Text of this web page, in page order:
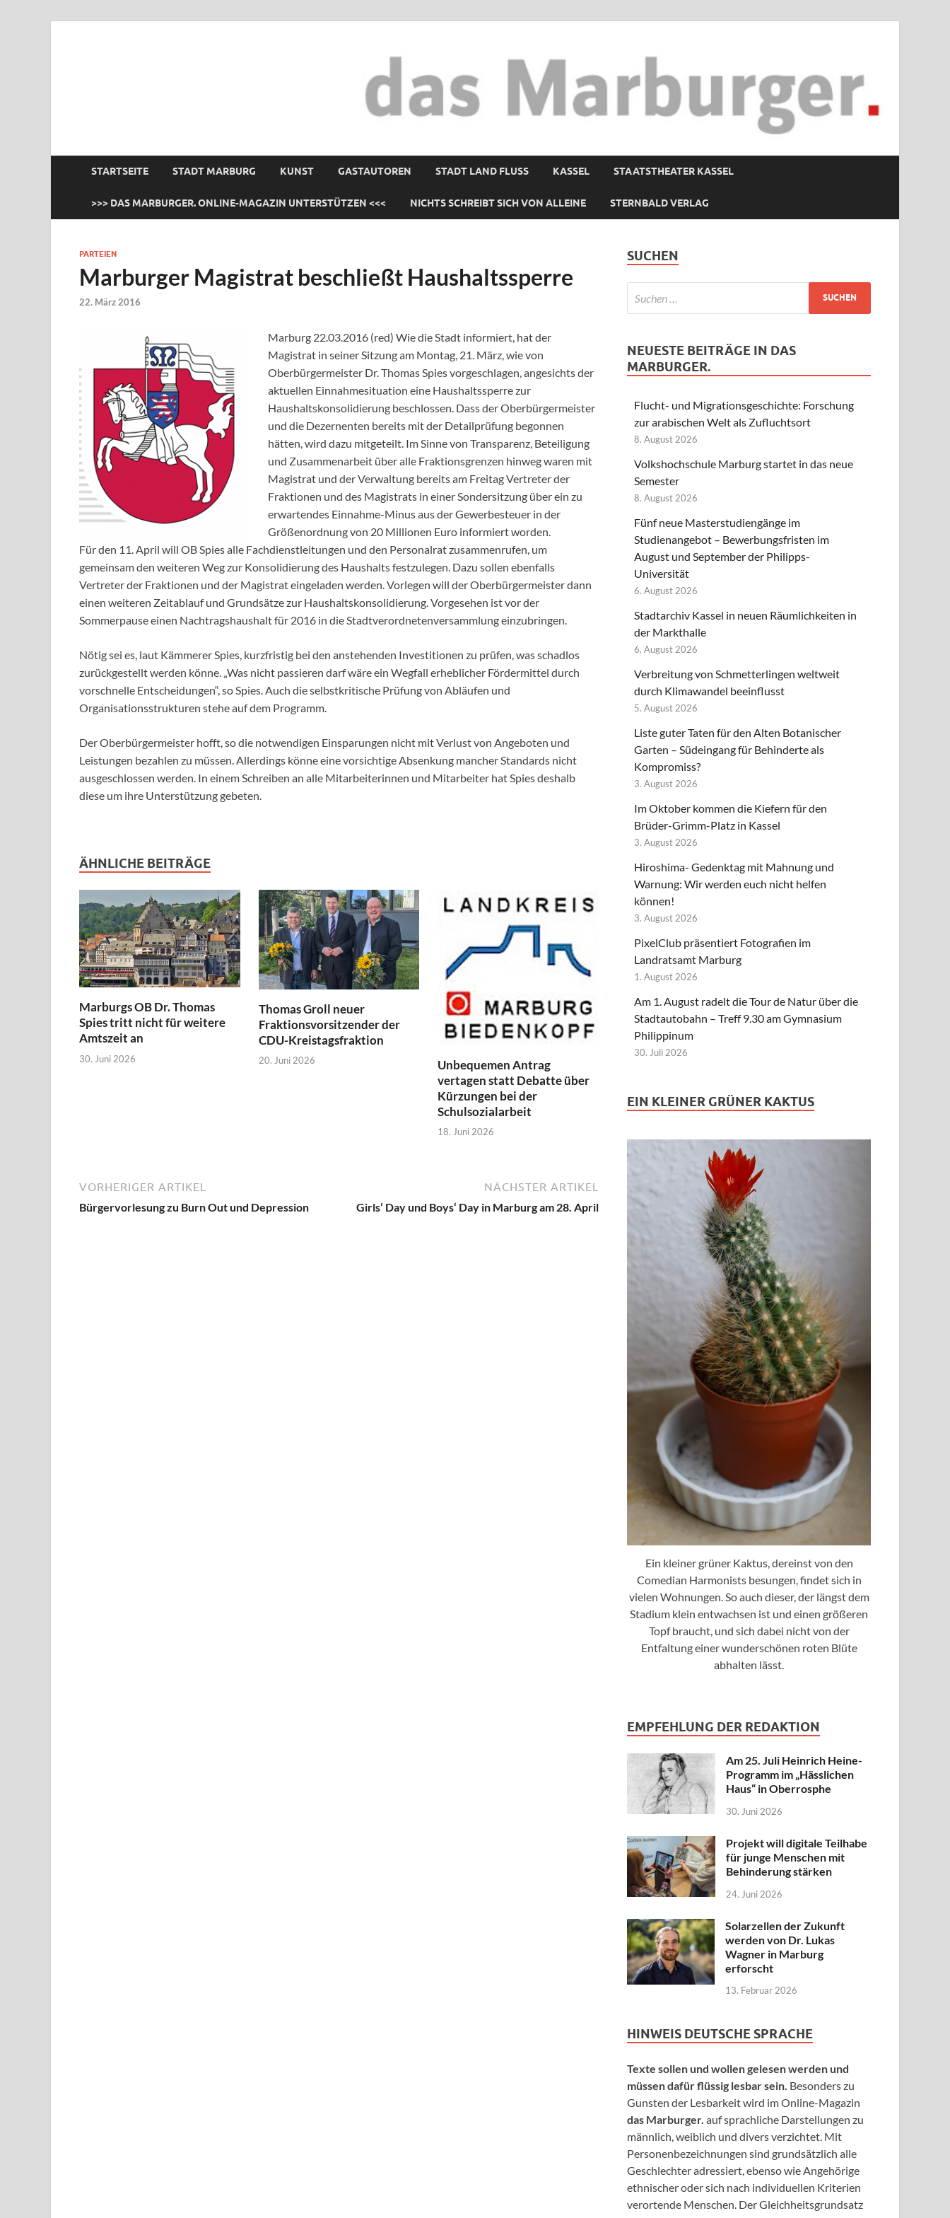
STARTSEITE STADT MARBURG KUNST GASTAUTOREN STADT LAND FLUSS KASSEL STAATSTHEATER KASSEL
>>> DAS MARBURGER. ONLINE-MAGAZIN UNTERSTÜTZEN <<< NICHTS SCHREIBT SICH VON ALLEINE STERNBALD VERLAG
PARTEIEN
Marburger Magistrat beschließt Haushaltssperre
22. März 2016
Marburg 22.03.2016 (red) Wie die Stadt informiert, hat der
Magistrat in seiner Sitzung am Montag, 21. März, wie von
Oberbürgermeister Dr. Thomas Spies vorgeschlagen, angesichts der
aktuellen Einnahmesituation eine Haushaltssperre zur
Haushaltskonsolidierung beschlossen. Dass der Oberbürgermeister
und die Dezernenten bereits mit der Detailprüfung begonnen
hätten, wird dazu mitgeteilt. Im Sinne von Transparenz, Beteiligung
und Zusammenarbeit über alle Fraktionsgrenzen hinweg waren mit
Magistrat und der Verwaltung bereits am Freitag Vertreter der
Fraktionen und des Magistrats in einer Sondersitzung über ein zu
erwartendes Einnahme-Minus aus der Gewerbesteuer in der
Größenordnung von 20 Millionen Euro informiert worden.
Für den 11. April will OB Spies alle Fachdienstleitungen und den Personalrat zusammenrufen, um
gemeinsam den weiteren Weg zur Konsolidierung des Haushalts festzulegen. Dazu sollen ebenfalls
Vertreter der Fraktionen und der Magistrat eingeladen werden. Vorlegen will der Oberbürgermeister dann
einen weiteren Zeitablauf und Grundsätze zur Haushaltskonsolidierung. Vorgesehen ist vor der
Sommerpause einen Nachtragshaushalt für 2016 in die Stadtverordnetenversammlung einzubringen.
Nötig sei es, laut Kämmerer Spies, kurzfristig bei den anstehenden Investitionen zu prüfen, was schadlos
zurückgestellt werden könne. „Was nicht passieren darf wäre ein Wegfall erheblicher Fördermittel durch
vorschnelle Entscheidungen“, so Spies. Auch die selbstkritische Prüfung von Abläufen und
Organisationsstrukturen stehe auf dem Programm.
Der Oberbürgermeister hofft, so die notwendigen Einsparungen nicht mit Verlust von Angeboten und
Leistungen bezahlen zu müssen. Allerdings könne eine vorsichtige Absenkung mancher Standards nicht
ausgeschlossen werden. In einem Schreiben an alle Mitarbeiterinnen und Mitarbeiter hat Spies deshalb
diese um ihre Unterstützung gebeten.
ÄHNLICHE BEITRÄGE
Marburgs OB Dr. Thomas
Spies tritt nicht für weitere
Amtszeit an
30. Juni 2026
Thomas Groll neuer
Fraktionsvorsitzender der
CDU-Kreistagsfraktion
20. Juni 2026
Unbequemen Antrag
vertagen statt Debatte über
Kürzungen bei der
Schulsozialarbeit
18. Juni 2026
VORHERIGER ARTIKEL
Bürgervorlesung zu Burn Out und Depression
NÄCHSTER ARTIKEL
Girls‘ Day und Boys‘ Day in Marburg am 28. April
SUCHEN
NEUESTE BEITRÄGE IN DAS
MARBURGER.
Flucht- und Migrationsgeschichte: Forschung
zur arabischen Welt als Zufluchtsort
8. August 2026
Volkshochschule Marburg startet in das neue
Semester
8. August 2026
Fünf neue Masterstudiengänge im
Studienangebot – Bewerbungsfristen im
August und September der Philipps-
Universität
6. August 2026
Stadtarchiv Kassel in neuen Räumlichkeiten in
der Markthalle
6. August 2026
Verbreitung von Schmetterlingen weltweit
durch Klimawandel beeinflusst
5. August 2026
Liste guter Taten für den Alten Botanischer
Garten – Südeingang für Behinderte als
Kompromiss?
3. August 2026
Im Oktober kommen die Kiefern für den
Brüder-Grimm-Platz in Kassel
3. August 2026
Hiroshima- Gedenktag mit Mahnung und
Warnung: Wir werden euch nicht helfen
können!
3. August 2026
PixelClub präsentiert Fotografien im
Landratsamt Marburg
1. August 2026
Am 1. August radelt die Tour de Natur über die
Stadtautobahn – Treff 9.30 am Gymnasium
Philippinum
30. Juli 2026
EIN KLEINER GRÜNER KAKTUS
Ein kleiner grüner Kaktus, dereinst von den
Comedian Harmonists besungen, findet sich in
vielen Wohnungen. So auch dieser, der längst dem
Stadium klein entwachsen ist und einen größeren
Topf braucht, und sich dabei nicht von der
Entfaltung einer wunderschönen roten Blüte
abhalten lässt.
EMPFEHLUNG DER REDAKTION
Am 25. Juli Heinrich Heine-
Programm im „Hässlichen
Haus“ in Oberrosphe
30. Juni 2026
Projekt will digitale Teilhabe
für junge Menschen mit
Behinderung stärken
24. Juni 2026
Solarzellen der Zukunft
werden von Dr. Lukas
Wagner in Marburg
erforscht
13. Februar 2026
HINWEIS DEUTSCHE SPRACHE
Texte sollen und wollen gelesen werden und
müssen dafür flüssig lesbar sein. Besonders zu
Gunsten der Lesbarkeit wird im Online-Magazin
das Marburger. auf sprachliche Darstellungen zu
männlich, weiblich und divers verzichtet. Mit
Personenbezeichnungen sind grundsätzlich alle
Geschlechter adressiert, ebenso wie Angehörige
ethnischer oder sich nach individuellen Kriterien
verortende Menschen. Der Gleichheitsgrundsatz